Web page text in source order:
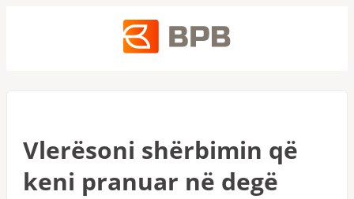
Vlerësoni shërbimin që
keni pranuar në degë